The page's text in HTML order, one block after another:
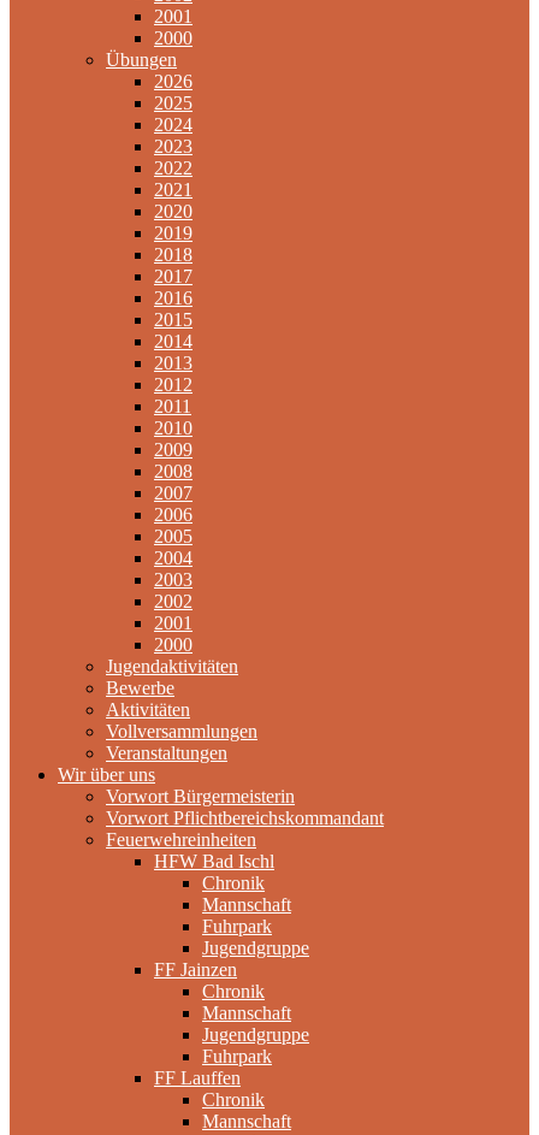
2001
2000
Übungen
2026
2025
2024
2023
2022
2021
2020
2019
2018
2017
2016
2015
2014
2013
2012
2011
2010
2009
2008
2007
2006
2005
2004
2003
2002
2001
2000
Jugendaktivitäten
Bewerbe
Aktivitäten
Vollversammlungen
Veranstaltungen
Wir über uns
Vorwort Bürgermeisterin
Vorwort Pflichtbereichskommandant
Feuerwehreinheiten
HFW Bad Ischl
Chronik
Mannschaft
Fuhrpark
Jugendgruppe
FF Jainzen
Chronik
Mannschaft
Jugendgruppe
Fuhrpark
FF Lauffen
Chronik
Mannschaft